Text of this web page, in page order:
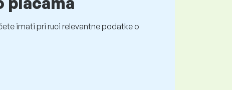
imati pri ruci relevantne podatke o